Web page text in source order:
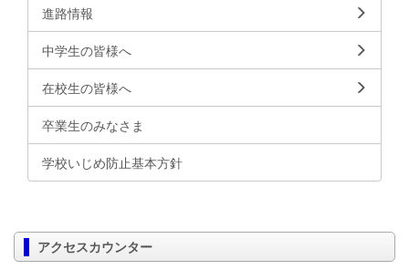
進路情報
中学生の皆様へ
在校生の皆様へ
卒業生のみなさま
学校いじめ防止基本方針
アクセスカウンター